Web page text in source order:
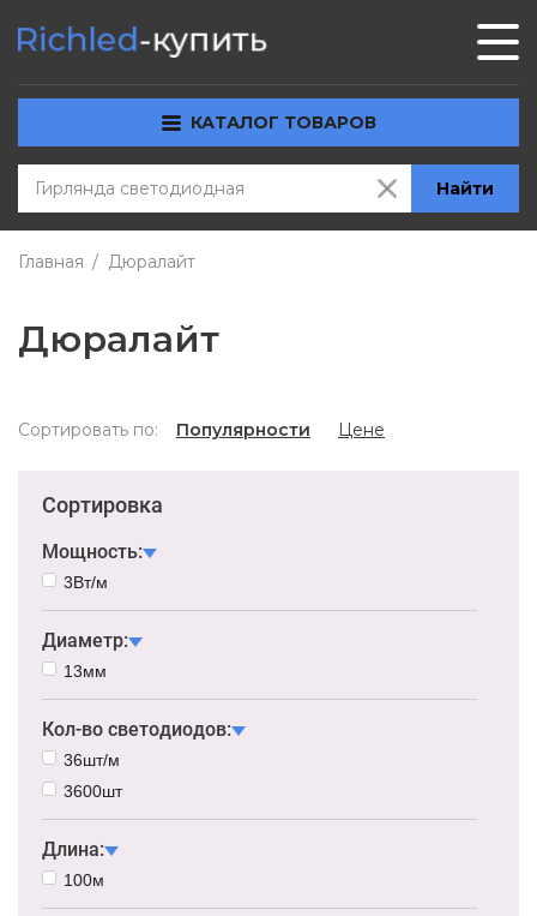
КАТАЛОГ ТОВАРОВ
Найти
Главная Дюралайт
Дюралайт
Сортировать по: Популярности Цене
Сортировка
Мощность:
3Вт/м
Диаметр:
13мм
Кол-во светодиодов:
36шт/м
3600шт
Длина:
100м